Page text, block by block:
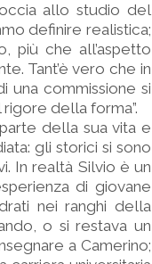
allo studio del
definire realistica;
più che all’aspetto
Tant’è vero che in
una commissione si
della forma”.
della sua vita e
gli storici si sono
In realtà Silvio è un
di giovane
nei ranghi della
o si restava un
a Camerino;